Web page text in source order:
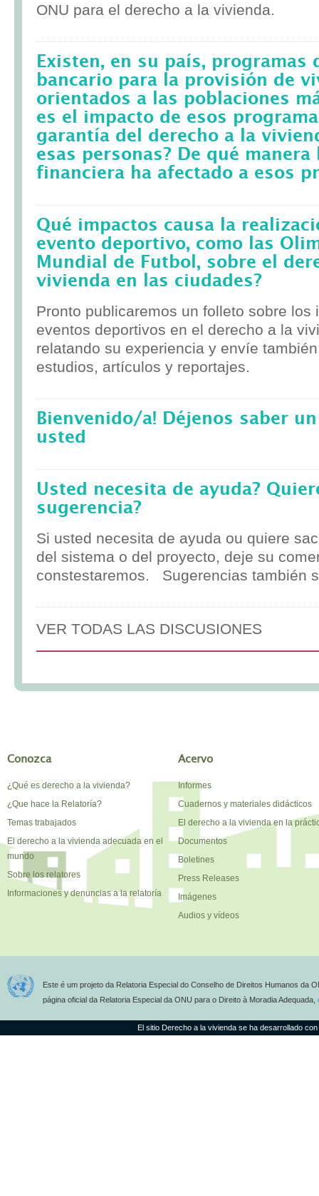
ONU para el derecho a la vivienda.
Existen, en su país, programas
bancario para la provisión de
orientados a las poblaciones
es el impacto de esos
garantía del derecho a la
esas personas? De qué
financiera ha afectado a esos
Qué impactos causa la
evento deportivo, como las
Mundial de Futbol, sobre el
vivienda en las ciudades?
Pronto publicaremos un folleto sobre los
eventos deportivos en el derecho a la
relatando su experiencia y envíe
estudios, artículos y reportajes.
Bienvenido/a! Déjenos saber
usted
Usted necesita de ayuda?
sugerencia?
Si usted necesita de ayuda ou quiere
del sistema o del proyecto, deje su
constestaremos. Sugerencias también
VER TODAS LAS DISCUSIONES
Conozca
¿Qué es derecho a la vivienda?
¿Que hace la Relatoría?
Temas trabajados
El derecho a la vivienda adecuada en el
mundo
Sobre los relatores
Informaciones y denuncias a la relatoría
Acervo
Informes
Cuadernos y materiales didácticos
El derecho a la vivienda en la
Documentos
Boletines
Press Releases
Imágenes
Audios y vídeos
Este é um projeto da Relatoria Especial do Conselho de Direitos Humanos da
página oficial da Relatoria Especial da ONU para o Direito à Moradia Adequada,
El sitio Derecho a la vivienda se ha desarrollado